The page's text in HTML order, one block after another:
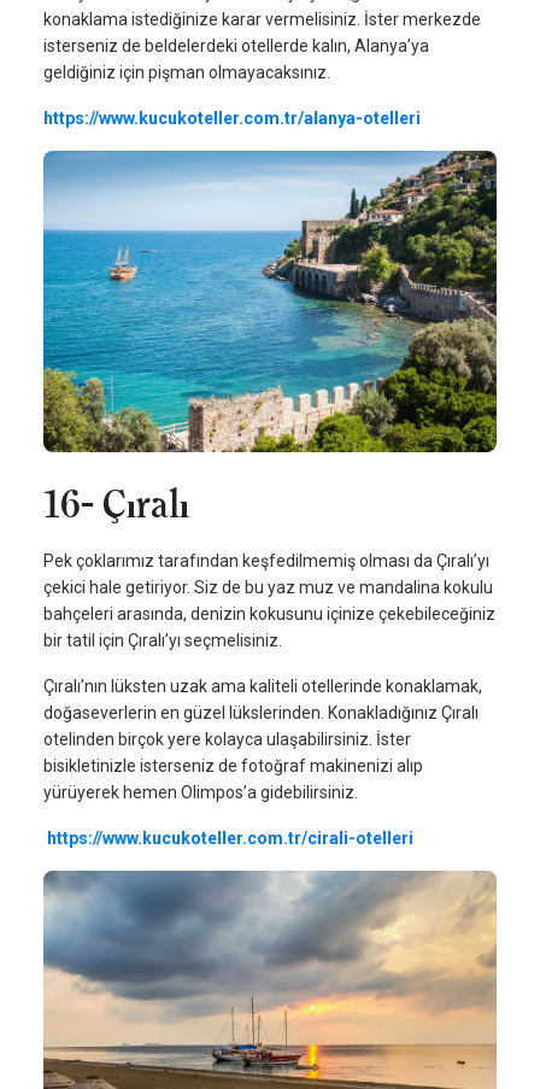
konaklama istediğinize karar vermelisiniz. İster merkezde
isterseniz de beldelerdeki otellerde kalın, Alanya’ya
geldiğiniz için pişman olmayacaksınız.
https://www.kucukoteller.com.tr/alanya-otelleri
16- Çıralı
Pek çoklarımız tarafından keşfedilmemiş olması da Çıralı’yı
çekici hale getiriyor. Siz de bu yaz muz ve mandalina kokulu
bahçeleri arasında, denizin kokusunu içinize çekebileceğiniz
bir tatil için Çıralı’yı seçmelisiniz.
Çıralı’nın lüksten uzak ama kaliteli otellerinde konaklamak,
doğaseverlerin en güzel lükslerinden. Konakladığınız Çıralı
otelinden birçok yere kolayca ulaşabilirsiniz. İster
bisikletinizle isterseniz de fotoğraf makinenizi alıp
yürüyerek hemen Olimpos’a gidebilirsiniz.
https://www.kucukoteller.com.tr/cirali-otelleri